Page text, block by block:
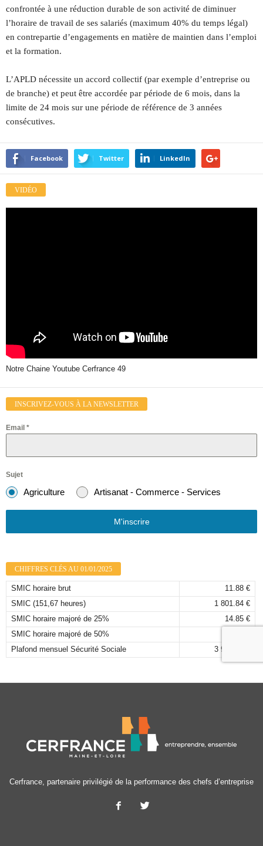
confrontée à une réduction durable de son activité de diminuer
l’horaire de travail de ses salariés (maximum 40% du temps légal)
en contrepartie d’engagements en matière de maintien dans l’emploi
et la formation.
L’APLD nécessite un accord collectif (par exemple d’entreprise ou
de branche) et peut être accordée par période de 6 mois, dans la
limite de 24 mois sur une période de référence de 3 années
consécutives.
Facebook Twitter LinkedIn
VIDÉO
Notre Chaine Youtube Cerfrance 49
INSCRIVEZ-VOUS À LA NEWSLETTER
Email *
Sujet
Agriculture Artisanat - Commerce - Services
M'inscrire
CHIFFRES CLÉS AU 01/01/2025
SMIC horaire brut
11.88 €
SMIC (151,67 heures)
1 801.84 €
SMIC horaire majoré de 25%
14.85 €
SMIC horaire majoré de 50%
Plafond mensuel Sécurité Sociale
3 925,00 €
Cerfrance, partenaire privilégié de la performance des chefs d’entreprise